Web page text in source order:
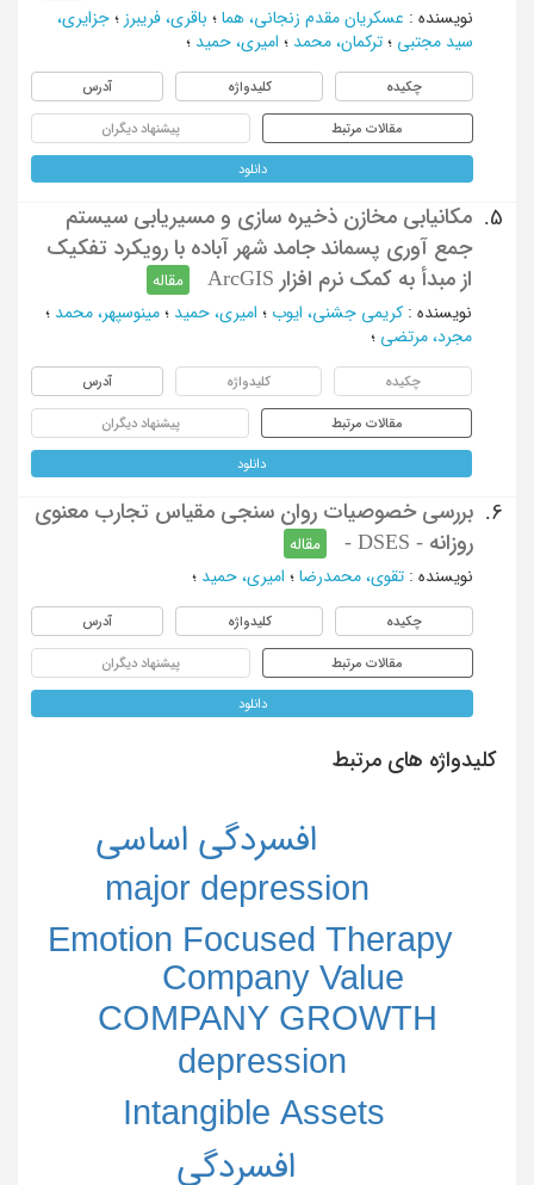
نویسنده : عسکریان مقدم زنجانی، هما ؛ باقری، فریبرز ؛ جزایری،
سید مجتبی ؛ ترکمان، محمد ؛ امیری، حمید ؛
چکیده کلیدواژه آدرس
مقالات مرتبط پیشنهاد دیگران
دانلود
5.
مکانیابی مخازن ذخیره سازی و مسیریابی سیستم
جمع آوری پسماند جامد شهر آباده با رویکرد تفکیک
از مبدأ به کمک نرم افزار ArcGIS
مقاله
نویسنده : کریمی جشنی، ایوب ؛ امیری، حمید ؛ مینوسپهر، محمد ؛
مجرد، مرتضی ؛
چکیده کلیدواژه آدرس
مقالات مرتبط پیشنهاد دیگران
دانلود
6.
بررسی خصوصیات روان سنجی مقیاس تجارب معنوی
روزانه - DSES -
مقاله
نویسنده : تقوی، محمدرضا ؛ امیری، حمید ؛
چکیده کلیدواژه آدرس
مقالات مرتبط پیشنهاد دیگران
دانلود
کلیدواژه های مرتبط
COMPANY GROWTH
Company Value
depression
Emotion Focused Therapy
Intangible Assets
major depression
افسردگی
افسردگی اساسی